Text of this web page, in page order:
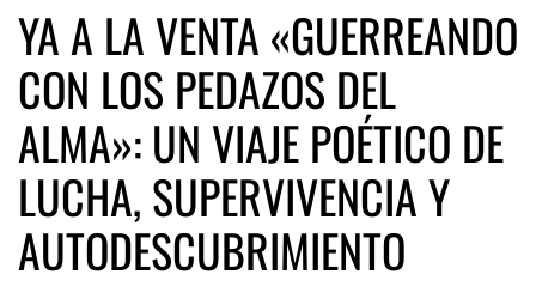
YA A LA VENTA «GUERREANDO
CON LOS PEDAZOS DEL
ALMA»: UN VIAJE POÉTICO DE
LUCHA, SUPERVIVENCIA Y
AUTODESCUBRIMIENTO